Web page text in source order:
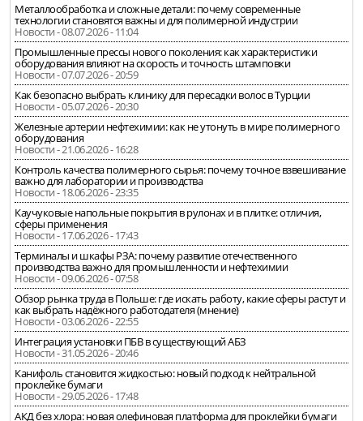
Металлообработка и сложные детали: почему современные
технологии становятся важны и для полимерной индустрии
Новости - 08.07.2026 - 11:04
Промышленные прессы нового поколения: как характеристики
оборудования влияют на скорость и точность штамповки
Новости - 07.07.2026 - 20:59
Как безопасно выбрать клинику для пересадки волос в Турции
Новости - 05.07.2026 - 20:30
Железные артерии нефтехимии: как не утонуть в мире полимерного
оборудования
Новости - 21.06.2026 - 16:28
Контроль качества полимерного сырья: почему точное взвешивание
важно для лаборатории и производства
Новости - 18.06.2026 - 23:35
Каучуковые напольные покрытия в рулонах и в плитке: отличия,
сферы применения
Новости - 17.06.2026 - 17:43
Терминалы и шкафы РЗА: почему развитие отечественного
производства важно для промышленности и нефтехимии
Новости - 09.06.2026 - 07:58
Обзор рынка труда в Польше: где искать работу, какие сферы растут и
как выбрать надёжного работодателя (мнение)
Новости - 03.06.2026 - 22:55
Интеграция установки ПБВ в существующий АБЗ
Новости - 31.05.2026 - 20:46
Канифоль становится жидкостью: новый подход к нейтральной
проклейке бумаги
Новости - 29.05.2026 - 17:48
АКД без хлора: новая олефиновая платформа для проклейки бумаги